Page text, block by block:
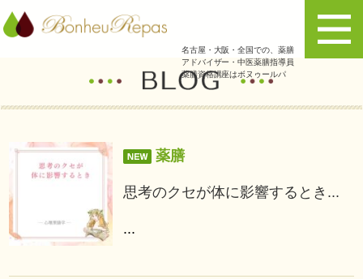
名古屋・大阪・全国での、薬膳
アドバイザー・中医薬膳指導員
薬膳資格講座はボヌゥールパ
薬膳
思考のクセが体に影響するとき...
...